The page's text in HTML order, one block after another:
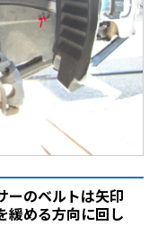
ーのベルトは矢印
緩める方向に回し